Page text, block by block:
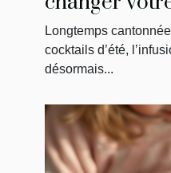
Longtemps
cocktails d’été,
désormais...